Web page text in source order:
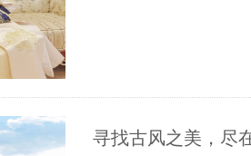
寻找古风之美，尽